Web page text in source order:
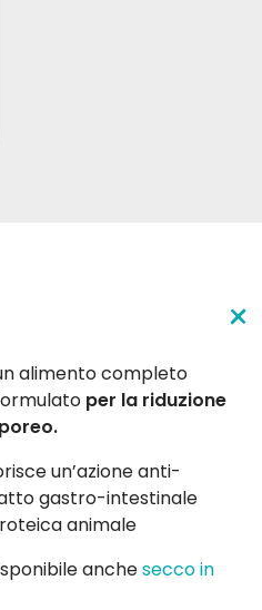
alimento completo
per la riduzione
un’azione anti-
gastro-intestinale
animale
anchesecco in